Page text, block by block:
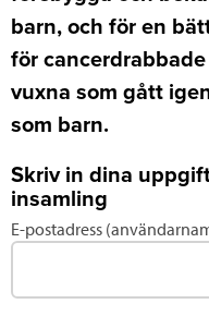
barn, och för en
för
vuxna som gått
som barn.
Skriv in dina
insamling
Fyll
E-postadress